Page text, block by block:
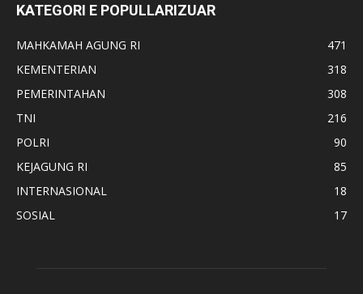
KATEGORI E POPULLARIZUAR
MAHKAMAH AGUNG RI
471
KEMENTERIAN
318
PEMERINTAHAN
308
TNI
216
POLRI
90
KEJAGUNG RI
85
INTERNASIONAL
18
SOSIAL
17